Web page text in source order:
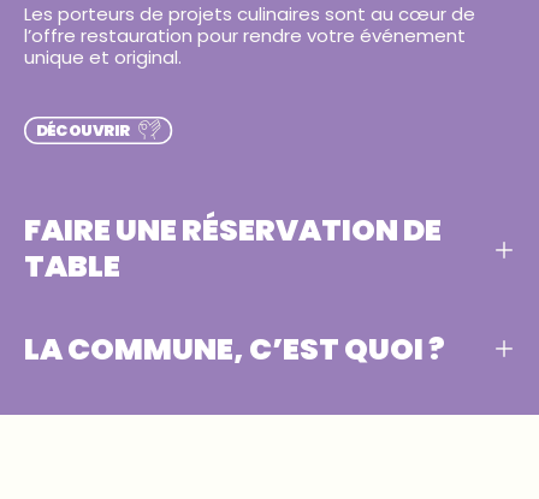
Les porteurs de projets culinaires sont au cœur de
l’offre restauration pour rendre votre événement
unique et original.
DÉCOUVRIR
FAIRE UNE RÉSERVATION DE
TABLE
LA COMMUNE, C’EST QUOI ?